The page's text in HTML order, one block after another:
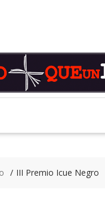
III Premio Icue Negro